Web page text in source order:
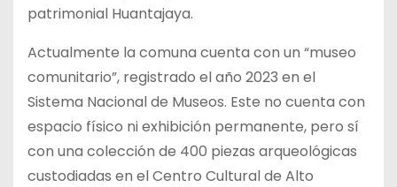
patrimonial Huantajaya.
Actualmente la comuna cuenta con un “museo
comunitario”, registrado el año 2023 en el
Sistema Nacional de Museos. Este no cuenta con
espacio físico ni exhibición permanente, pero sí
con una colección de 400 piezas arqueológicas
custodiadas en el Centro Cultural de Alto